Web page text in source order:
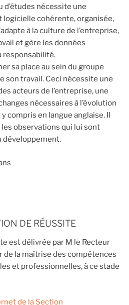
d’études nécessite une
cohérente, organisée,
à la culture de l’entreprise,
et gère les données
responsabilité.
sa place au sein du groupe
son travail. Ceci nécessite une
acteurs de l’entreprise, une
nécessaires à l’évolution
compris en langue anglaise. Il
observations qui lui sont
développement.
DE RÉUSSITE
est délivrée par M le Recteur
de la maîtrise des compétences
et professionnelles, à ce stade
de la Section